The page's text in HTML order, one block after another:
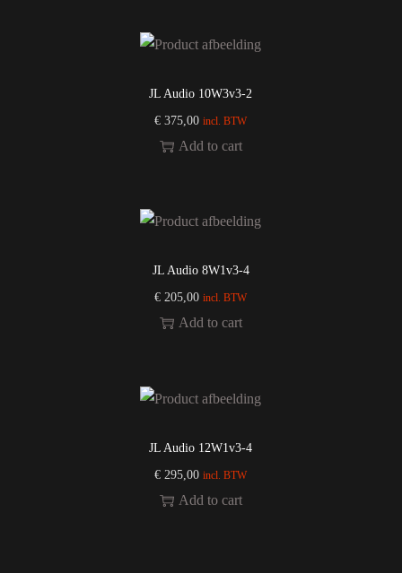
JL Audio 10W3v3-2
€ 375,00 incl. BTW
Add to cart
JL Audio 8W1v3-4
€ 205,00 incl. BTW
Add to cart
JL Audio 12W1v3-4
€ 295,00 incl. BTW
Add to cart